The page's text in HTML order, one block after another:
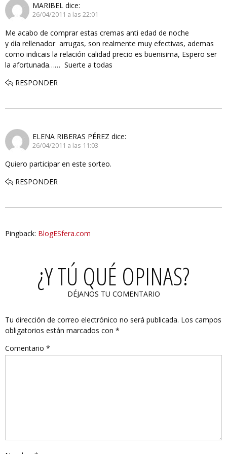
MARIBEL dice:
26/04/2011 a las 22:01
Me acabo de comprar estas cremas anti edad de noche
y día rellenador arrugas, son realmente muy efectivas, ademas
como indicais la relación calidad precio es buenisima, Espero ser
la afortunada…… Suerte a todas
RESPONDER
ELENA RIBERAS PÉREZ dice:
26/04/2011 a las 11:03
Quiero participar en este sorteo.
RESPONDER
Pingback: BlogESfera.com
¿Y TÚ QUÉ OPINAS?
DÉJANOS TU COMENTARIO
Tu dirección de correo electrónico no será publicada. Los campos
obligatorios están marcados con *
Comentario *